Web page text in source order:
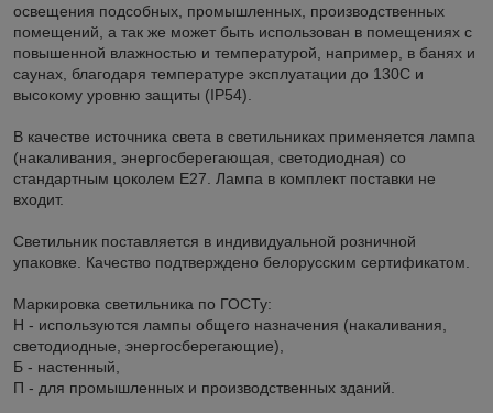
освещения подсобных, промышленных, производственных
помещений, а так же может быть использован в помещениях с
повышенной влажностью и температурой, например, в банях и
саунах, благодаря температуре эксплуатации до 130С и
высокому уровню защиты (IP54).
В качестве источника света в светильниках применяется лампа
(накаливания, энергосберегающая, светодиодная) со
стандартным цоколем Е27. Лампа в комплект поставки не
входит.
Светильник поставляется в индивидуальной розничной
упаковке. Качество подтверждено белорусским сертификатом.
Маркировка светильника по ГОСТу:
Н - используются лампы общего назначения (накаливания,
светодиодные, энергосберегающие),
Б - настенный,
П - для промышленных и производственных зданий.